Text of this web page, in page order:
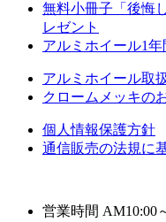
無料小冊子「後悔
レゼント
アルミホイール1
アルミホイール取
クロームメッキの
個人情報保護方針
通信販売の法規に
営業時間 AM10:00